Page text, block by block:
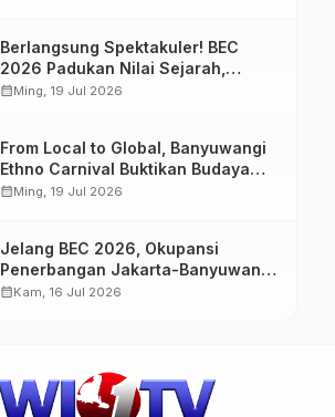
Berlangsung Spektakuler! BEC
2026 Padukan Nilai Sejarah,
Budaya, dan Fashion Berkelas
calendar_monthMing, 19 Jul 2026
From Local to Global, Banyuwangi
Ethno Carnival Buktikan Budaya
Lokal Mampu Mendunia
calendar_monthMing, 19 Jul 2026
Jelang BEC 2026, Okupansi
Penerbangan Jakarta-Banyuwangi
Tembus 90 Persen
calendar_monthKam, 16 Jul 2026